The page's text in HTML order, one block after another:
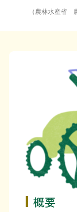
取組報告
埼玉県
利用上の
お問い合
（農林水産省
概要